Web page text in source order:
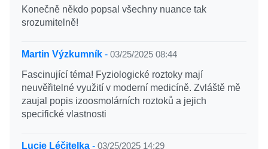
Konečně někdo popsal všechny nuance tak
srozumitelně!
Martin Výzkumník - 03/25/2025 08:44
Fascinující téma! Fyziologické roztoky mají
neuvěřitelné využití v moderní medicíně. Zvláště mě
zaujal popis izoosmolárních roztoků a jejich
specifické vlastnosti
Lucie Léčitelka - 03/25/2025 14:29